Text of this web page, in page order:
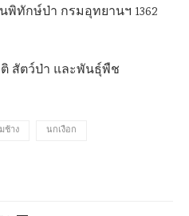
ทักษ์ป่า กรมอุทยานฯ 1362
สัตว์ป่า และพันธุ์พืช
ช้าง นกเงือก